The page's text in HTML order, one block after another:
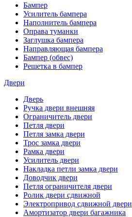
Бампер
Усилитель бампера
Наполнитель бампера
Оправа туманки
Заглушка бампера
Направляющая бампера
Бампер (обвес)
Решетка в бампер
Двери
Дверь
Ручка двери внешняя
Ограничитель двери
Петля двери
Петля замка двери
Трос замка двери
Рамка двери
Усилитель двери
Накладка петли замка двери
Доводчик двери
Петля ограничителя двери
Ролик двери сдвижной
Электропривод сдвижной двери
Амортизатор двери багажника